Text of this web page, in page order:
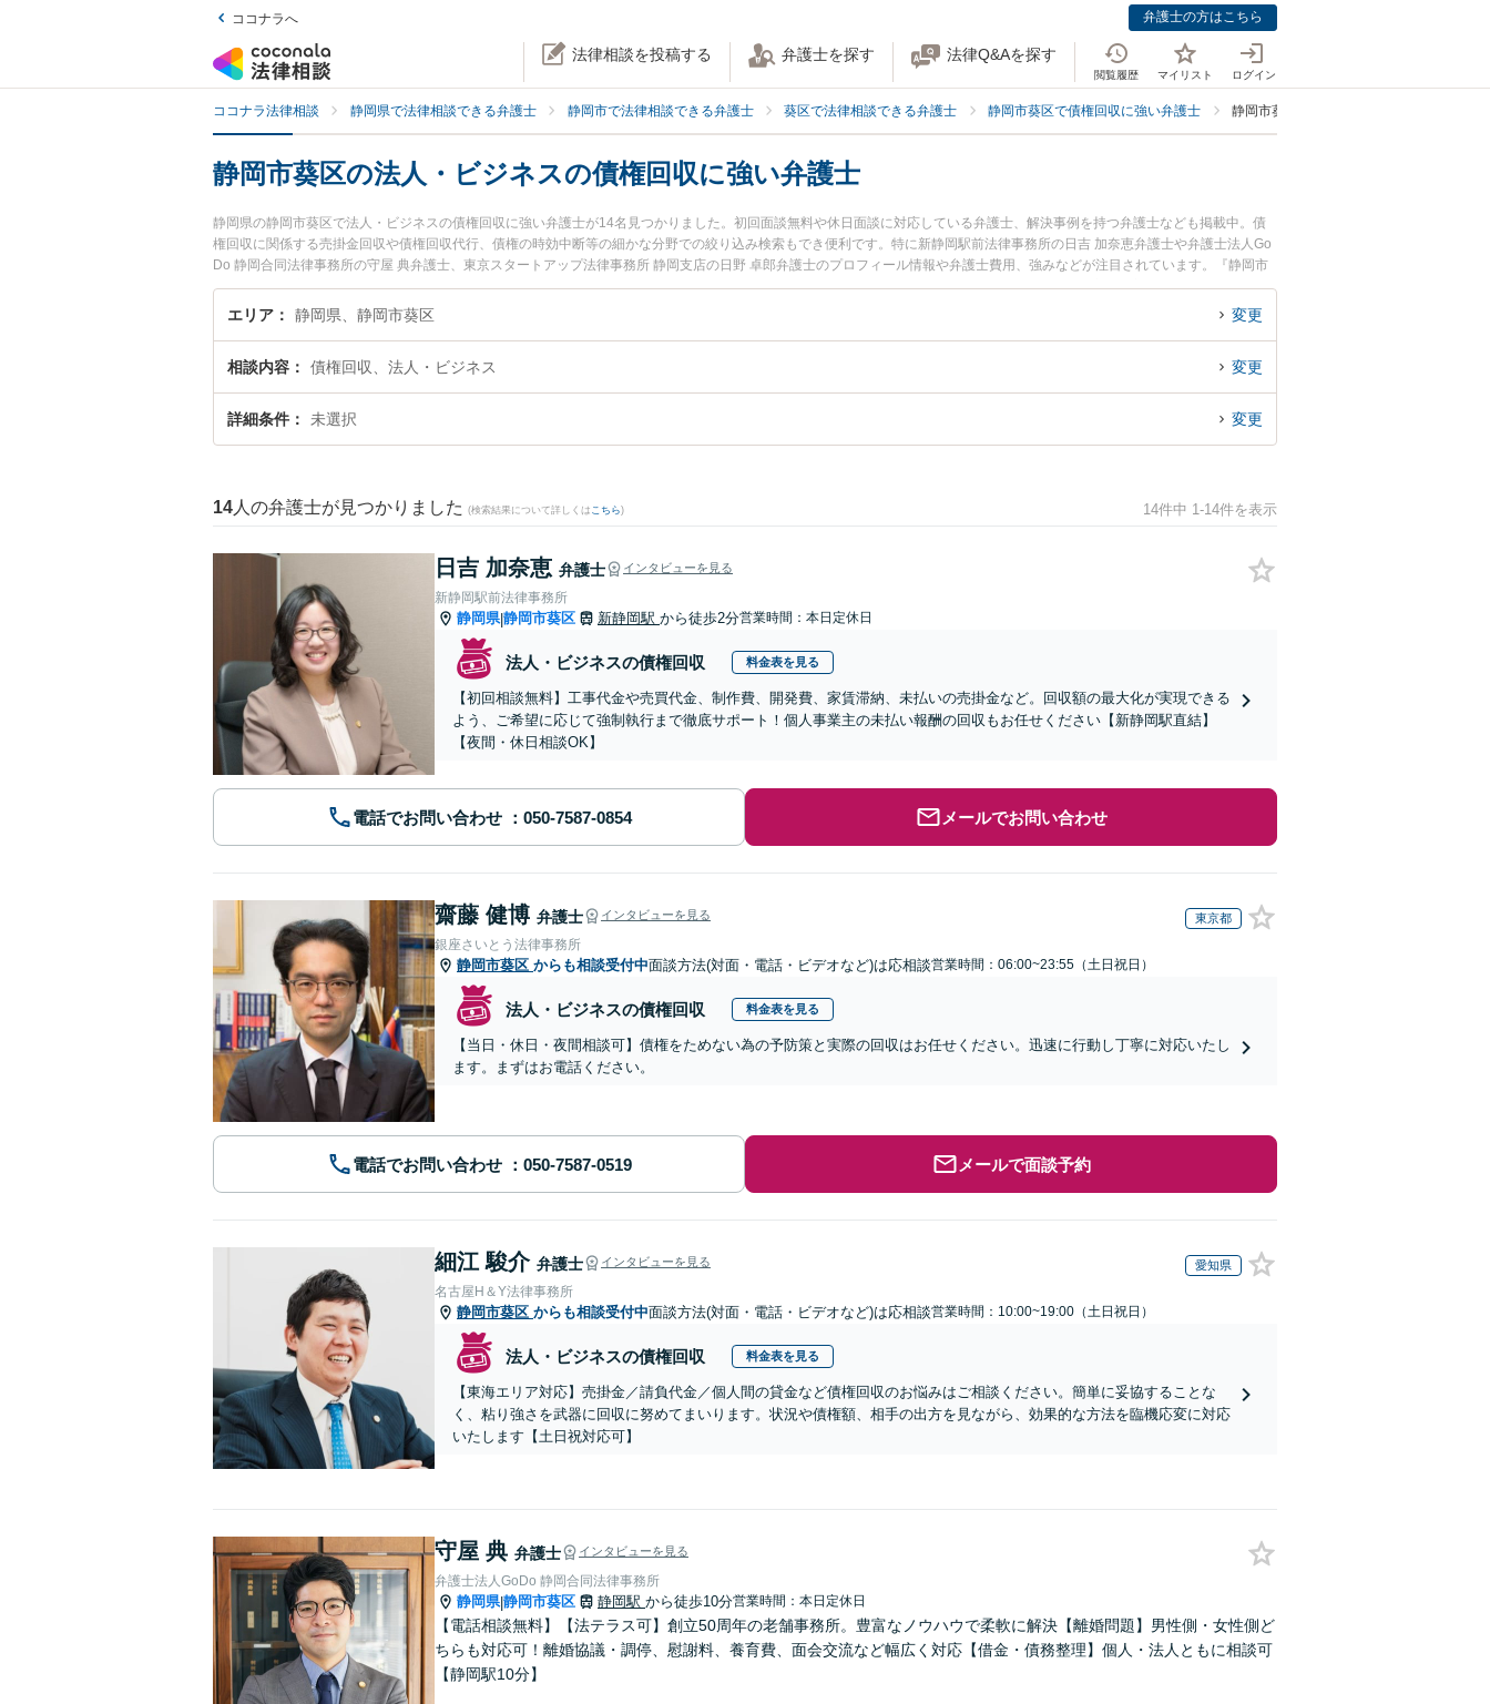
ココナラへ 弁護士の方はこちら
法律相談を投稿する 弁護士を探す 法律Q&Aを探す
閲覧履歴 マイリスト ログイン
ココナラ法律相談 静岡県で法律相談できる弁護士 静岡市で法律相談できる弁護士 葵区で法律相談できる弁護士 静岡市葵区で債権回収に強い弁護士 静岡市葵区で法人・ビジネスに強い弁護士
静岡市葵区の法人・ビジネスの債権回収に強い弁護士
静岡県の静岡市葵区で法人・ビジネスの債権回収に強い弁護士が14名見つかりました。初回面談無料や休日面談に対応している弁護士、解決事例を持つ弁護士なども掲載中。債
権回収に関係する売掛金回収や債権回収代行、債権の時効中断等の細かな分野での絞り込み検索もでき便利です。特に新静岡駅前法律事務所の日吉 加奈恵弁護士や弁護士法人Go
Do 静岡合同法律事務所の守屋 典弁護士、東京スタートアップ法律事務所 静岡支店の日野 卓郎弁護士のプロフィール情報や弁護士費用、強みなどが注目されています。『静岡市
葵区で土日や夜間に発生した法人・ビジネスの債権回収のトラブルを今すぐに弁護士に相談したい』『法人・ビジネスの債権回収のトラブル解決の実績豊富な近くの弁護士を検索
したい』『初回相談無料で法人・ビジネスの債権回収を法律相談できる静岡市葵区内の弁護士に相談予約したい』などでお困りの相談者さんにおすすめです。
エリア 静岡県、静岡市葵区 変更
相談内容 債権回収、法人・ビジネス 変更
詳細条件 未選択 変更
14 人の弁護士が見つかりました (検索結果について詳しくは こちら) 14件中 1-14件を表示
日吉 加奈恵 弁護士 インタビューを見る
新静岡駅前法律事務所
静岡県|静岡市葵区 新静岡駅 から徒歩2分営業時間：本日定休日
法人・ビジネスの債権回収 料金表を見る
【初回相談無料】工事代金や売買代金、制作費、開発費、家賃滞納、未払いの売掛金など。回収額の最大化が実現できる
よう、ご希望に応じて強制執行まで徹底サポート！個人事業主の未払い報酬の回収もお任せください【新静岡駅直結】
【夜間・休日相談OK】
電話でお問い合わせ メールでお問い合わせ
齋藤 健博 弁護士 インタビューを見る 東京都
銀座さいとう法律事務所
静岡市葵区 からも相談受付中面談方法(対面・電話・ビデオなど)は応相談営業時間：06:00~23:55（土日祝日）
法人・ビジネスの債権回収 料金表を見る
【当日・休日・夜間相談可】債権をためない為の予防策と実際の回収はお任せください。迅速に行動し丁寧に対応いたし
ます。まずはお電話ください。
電話でお問い合わせ メールで面談予約
細江 駿介 弁護士 インタビューを見る 愛知県
名古屋H＆Y法律事務所
静岡市葵区 からも相談受付中面談方法(対面・電話・ビデオなど)は応相談営業時間：10:00~19:00（土日祝日）
法人・ビジネスの債権回収 料金表を見る
【東海エリア対応】売掛金／請負代金／個人間の貸金など債権回収のお悩みはご相談ください。簡単に妥協することな
く、粘り強さを武器に回収に努めてまいります。状況や債権額、相手の出方を見ながら、効果的な方法を臨機応変に対応
いたします【土日祝対応可】
守屋 典 弁護士 インタビューを見る
弁護士法人GoDo 静岡合同法律事務所
静岡県|静岡市葵区 静岡駅 から徒歩10分営業時間：本日定休日
【電話相談無料】【法テラス可】創立50周年の老舗事務所。豊富なノウハウで柔軟に解決【離婚問題】男性側・女性側ど
ちらも対応可！離婚協議・調停、慰謝料、養育費、面会交流など幅広く対応【借金・債務整理】個人・法人ともに相談可
【静岡駅10分】